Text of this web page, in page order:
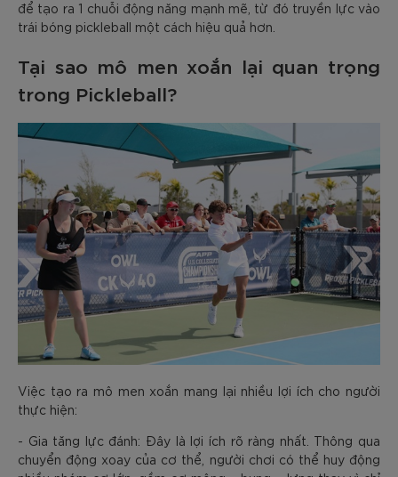
để tạo ra 1 chuỗi động năng mạnh mẽ, từ đó truyền lực vào
trái bóng pickleball một cách hiệu quả hơn.
Tại sao mô men xoắn lại quan trọng
trong Pickleball?
Việc tạo ra mô men xoắn mang lại nhiều lợi ích cho người
thực hiện:
- Gia tăng lực đánh: Đây là lợi ích rõ ràng nhất. Thông qua
chuyển động xoay của cơ thể, người chơi có thể huy động